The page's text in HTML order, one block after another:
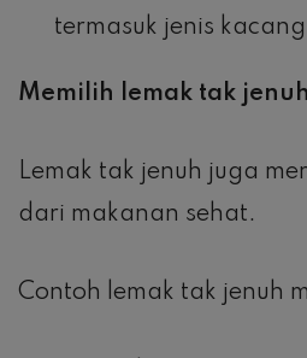
termasuk jenis
Memilih lemak tak jenuh
Lemak tak jenuh juga
dari makanan sehat.
Contoh lemak tak jenuh